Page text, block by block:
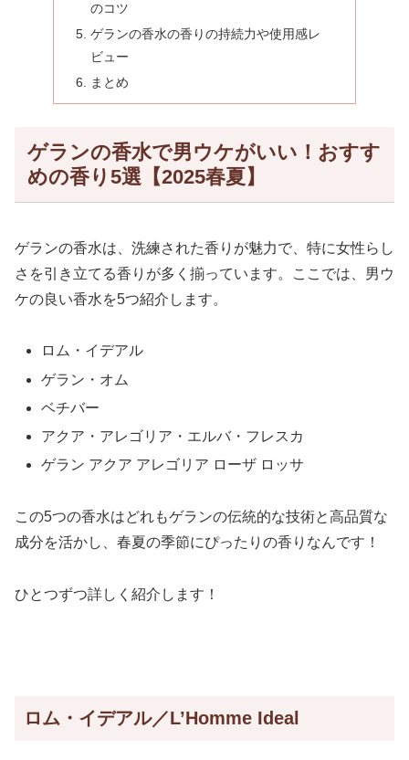
のコツ
ゲランの香水の香りの持続力や使用感レ
ビュー
まとめ
ゲランの香水で男ウケがいい！おすす
めの香り5選【2025春夏】
ゲランの香水は、洗練された香りが魅力で、特に女性らし
さを引き立てる香りが多く揃っています。ここでは、男ウ
ケの良い香水を5つ紹介します。
ロム・イデアル
ゲラン・オム
ベチバー
アクア・アレゴリア・エルバ・フレスカ
ゲラン アクア アレゴリア ローザ ロッサ
この5つの香水はどれもゲランの伝統的な技術と高品質な
成分を活かし、春夏の季節にぴったりの香りなんです！
ひとつずつ詳しく紹介します！
ロム・イデアル／L’Homme Ideal